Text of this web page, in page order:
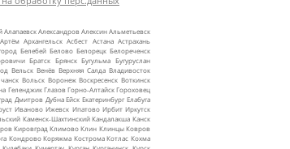
АлапаевскАлександровАлексинАльметьевск
Артём Архангельск Асбест Астана Астрахань
Белебей Белово Белорецк Белореченск
Братск Брянск Бугульма Бугуруслан
Вельск Венёв Верхняя Салда Владивосток
Вольск Воронеж Воскресенск Воткинск
Геленджик Глазов Горно‑АлтайскГороховец
Дмитров Дубна Ейск Екатеринбург Елабуга
Иваново Ижевск Ипатово Ирбит Иркутск
Каменск‑Шахтинский Кандалакша Канск
Кировград Климово Клин Клинцы Ковров
Кондрово Коряжма Кострома Котлас Кохма